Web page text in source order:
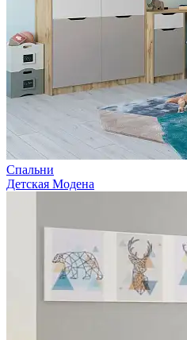
Спальни
Детская Модена